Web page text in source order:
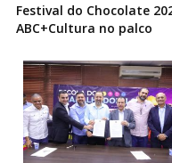
Festival do Chocolate
ABC+Cultura no palco